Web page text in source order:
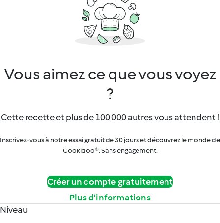
Vous aimez ce que vous voyez
?
Cette recette et plus de 100 000 autres vous attendent !
Inscrivez-vous à notre essai gratuit de 30 jours et découvrez le monde de
Cookidoo®. Sans engagement.
Créer un compte gratuitement
Plus d’informations
Niveau